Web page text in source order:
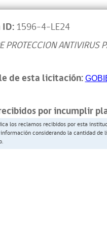
ID:1596-4-LE24
PROTECCION ANTIVIRUS
de esta licitación:
por incumplir
los reclamos recibidos por esta
considerando la cantidad